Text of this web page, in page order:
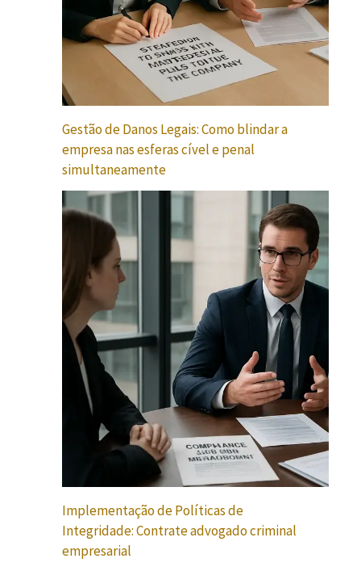
Gestão de Danos Legais: Como blindar a
empresa nas esferas cível e penal
simultaneamente
Implementação de Políticas de
Integridade: Contrate advogado criminal
empresarial